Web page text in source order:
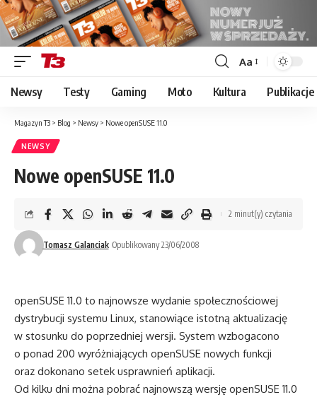
Font
Resizer
Aa
Newsy Testy Gaming Moto Kultura Publikacje
Magazyn T3 > Blog > Newsy > Nowe openSUSE 11.0
NEWSY
Nowe openSUSE 11.0
Tomasz Galanciak Opublikowany 23/06/2008
2 minut(y) czytania
openSUSE 11.0 to najnowsze wydanie społecznościowej
dystrybucji systemu Linux, stanowiące istotną aktualizację
w stosunku do poprzedniej wersji. System wzbogacono
o ponad 200 wyróżniających openSUSE nowych funkcji
oraz dokonano setek usprawnień aplikacji.
Od kilku dni można pobrać najnowszą wersję openSUSE 11.0